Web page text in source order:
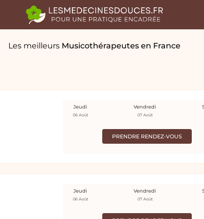
Les meilleurs Musicothérapeutes en France
PRENDRE RENDEZ-VOUS
Jeudi
06 Août
Vendredi
07 Août
Jeudi
06 Août
Vendredi
07 Août